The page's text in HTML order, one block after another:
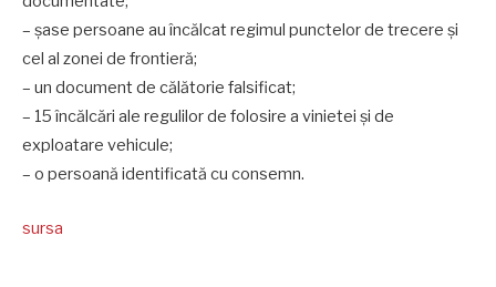
– șase persoane au încălcat regimul punctelor de trecere și
cel al zonei de frontieră;
– un document de călătorie falsificat;
– 15 încălcări ale regulilor de folosire a vinietei și de
exploatare vehicule;
– o persoană identificată cu consemn.
sursa